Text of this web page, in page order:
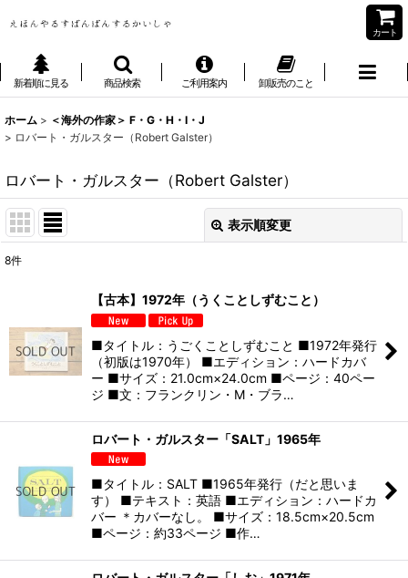
カート
新着順に見る 商品検索 ご利用案内 卸販売のこと
ホーム > ＜海外の作家＞ F・G・H・I・J
> ロバート・ガルスター（Robert Galster）
ロバート・ガルスター（Robert Galster）
表示順変更
並び順:
絞り込む
8件
【古本】1972年（うくことしずむこと）
■タイトル：うごくことしずむこと ■1972年発行
（初版は1970年） ■エディション：ハードカバ
ー ■サイズ：21.0cm×24.0cm ■ページ：40ペー
ジ ■文：フランクリン・M・ブラ…
ロバート・ガルスター「SALT」1965年
■タイトル：SALT ■1965年発行（だと思いま
す） ■テキスト：英語 ■エディション：ハードカ
バー ＊カバーなし。 ■サイズ：18.5cm×20.5cm
■ページ：約33ページ ■作…